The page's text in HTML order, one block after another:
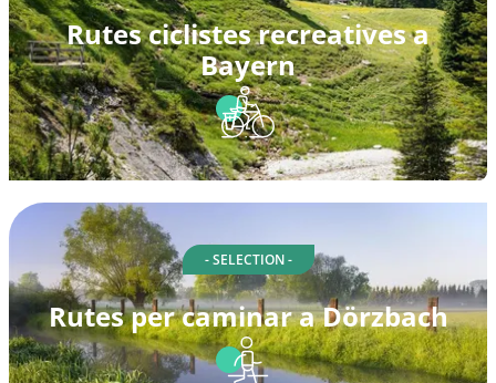
Rutes ciclistes recreatives a
Bayern
- SELECTION -
Rutes per caminar a Dörzbach